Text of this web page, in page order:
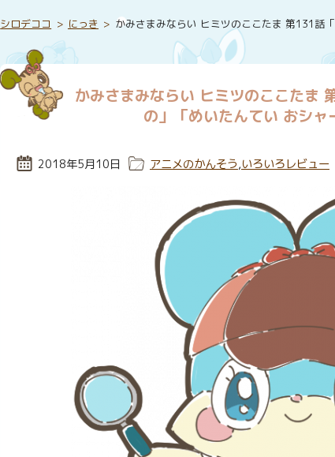
シロデココ にっき かみさまみならい ヒミツのここたま 第131話
かみさまみならい ヒミツのここたま
の」「めいたんてい おシャ
投稿日:
2018年5月10日 カテゴリー:
アニメのかんそう,いろいろレビュー